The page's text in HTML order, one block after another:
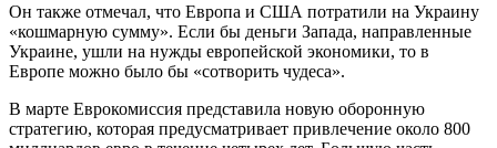
Он также отмечал, что Европа и США потратили на Украину
«кошмарную сумму». Если бы деньги Запада, направленные
Украине, ушли на нужды европейской экономики, то в
Европе можно было бы «сотворить чудеса».
В марте Еврокомиссия представила новую оборонную
стратегию, которая предусматривает привлечение около 800